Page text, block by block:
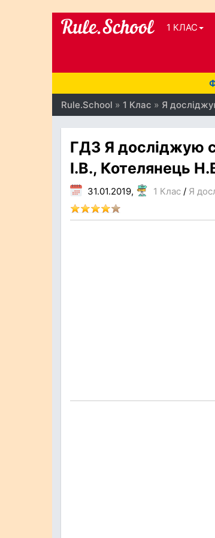
1 КЛАС
Rule.School » 1 Клас » Я
ГДЗ Я досліджую
І.В., Котелянець
31.01.2019, 1 Клас / Я